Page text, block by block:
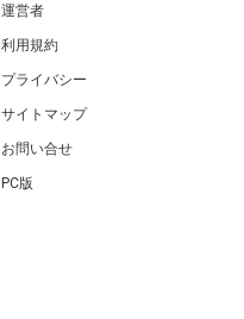
運営者
利用規約
プライバシー
サイトマップ
お問い合せ
PC版